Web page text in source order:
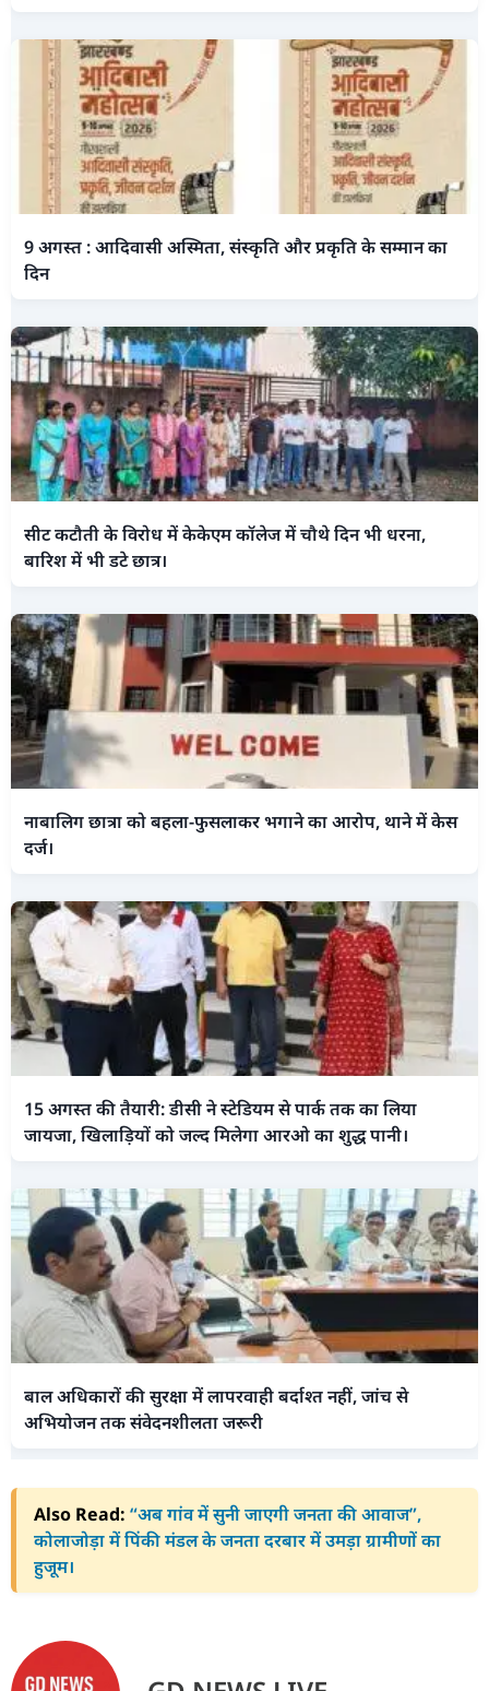
9 अगस्त : आदिवासी अस्मिता, संस्कृति और प्रकृति के सम्मान का
दिन
सीट कटौती के विरोध में केकेएम कॉलेज में चौथे दिन भी धरना,
बारिश में भी डटे छात्र।
नाबालिग छात्रा को बहला-फुसलाकर भगाने का आरोप, थाने में केस
दर्ज।
15 अगस्त की तैयारी: डीसी ने स्टेडियम से पार्क तक का लिया
जायजा, खिलाड़ियों को जल्द मिलेगा आरओ का शुद्ध पानी।
बाल अधिकारों की सुरक्षा में लापरवाही बर्दाश्त नहीं, जांच से
अभियोजन तक संवेदनशीलता जरूरी
Also Read: “अब गांव में सुनी जाएगी जनता की आवाज”,
कोलाजोड़ा में पिंकी मंडल के जनता दरबार में उमड़ा ग्रामीणों का
हुजूम।